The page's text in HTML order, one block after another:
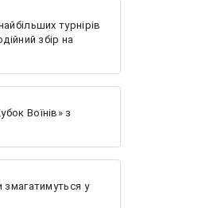
турнірів
збір на
Воїнів» з
змагатимуться у